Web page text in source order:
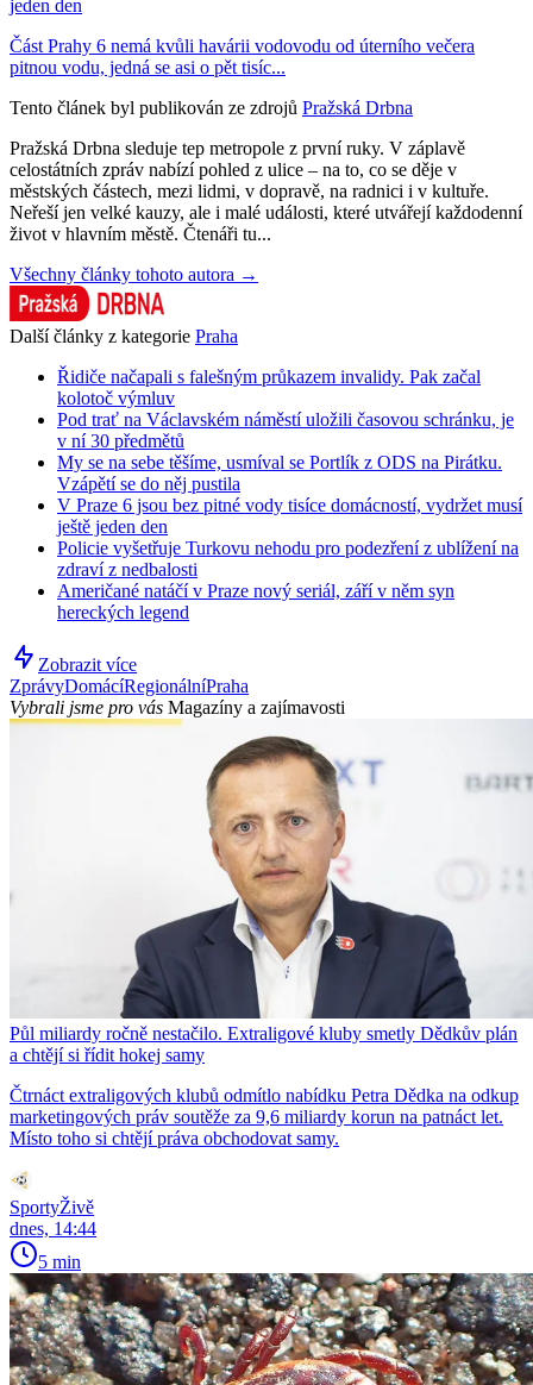
jeden den
Část Prahy 6 nemá kvůli havárii vodovodu od úterního večera
pitnou vodu, jedná se asi o pět tisíc...
Tento článek byl publikován ze zdrojů Pražská Drbna
Pražská Drbna sleduje tep metropole z první ruky. V záplavě
celostátních zpráv nabízí pohled z ulice – na to, co se děje v
městských částech, mezi lidmi, v dopravě, na radnici i v kultuře.
Neřeší jen velké kauzy, ale i malé události, které utvářejí každodenní
život v hlavním městě. Čtenáři tu...
Všechny články tohoto autora →
Další články z kategorie Praha
Řidiče načapali s falešným průkazem invalidy. Pak začal
kolotoč výmluv
Pod trať na Václavském náměstí uložili časovou schránku, je
v ní 30 předmětů
My se na sebe těšíme, usmíval se Portlík z ODS na Pirátku.
Vzápětí se do něj pustila
V Praze 6 jsou bez pitné vody tisíce domácností, vydržet musí
ještě jeden den
Policie vyšetřuje Turkovu nehodu pro podezření z ublížení na
zdraví z nedbalosti
Američané natáčí v Praze nový seriál, září v něm syn
hereckých legend
Zobrazit více
ZprávyDomácíRegionálníPraha
Vybrali jsme pro vás Magazíny a zajímavosti
Půl miliardy ročně nestačilo. Extraligové kluby smetly Dědkův plán
a chtějí si řídit hokej samy
Čtrnáct extraligových klubů odmítlo nabídku Petra Dědka na odkup
marketingových práv soutěže za 9,6 miliardy korun na patnáct let.
Místo toho si chtějí práva obchodovat samy.
SportyŽivě
dnes, 14:44
5 min